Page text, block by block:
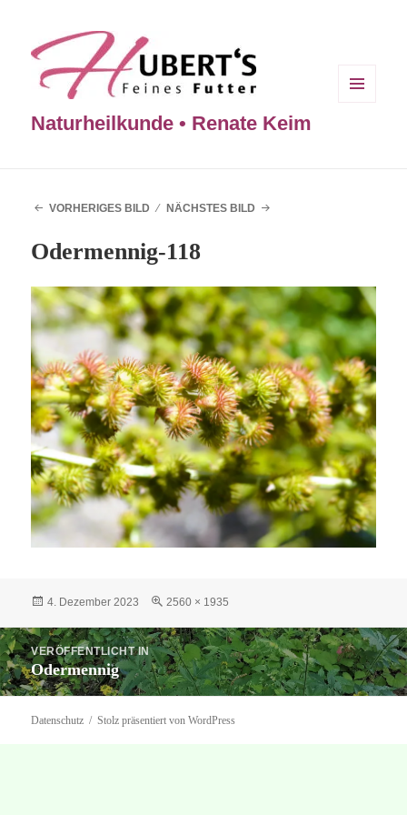
Naturheilkunde • Renate Keim
VORHERIGES BILD NÄCHSTES BILD
Odermennig-118
Veröffentlicht
4. Dezember 2023 Originalgröße
2560 × 1935
Beitragsnavigation
VERÖFFENTLICHT IN
Odermennig
Datenschutz Stolz präsentiert von WordPress